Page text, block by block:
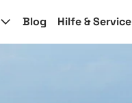
Blog Hilfe & Service